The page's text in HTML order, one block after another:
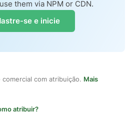
them via NPM or CDN.
se e inicie
com atribuição. Mais
atribuir?